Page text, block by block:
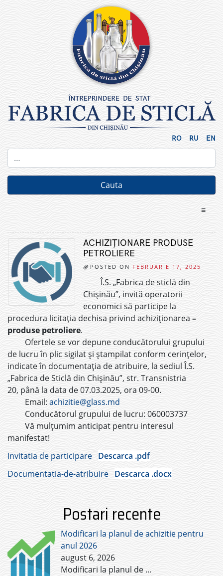
RO RU EN
≡
ACHIZIȚIONARE PRODUSE
PETROLIERE
POSTED ON FEBRUARIE 17, 2025
Î.S. „Fabrica de sticlă din
Chișinău”, invită operatorii
economici să participe la
procedura licitația dechisa privind achiziționarea –
produse petroliere.
Ofertele se vor depune conducătorului grupului
de lucru în plic sigilat și ștampilat conform cerințelor,
indicate în documentația de atribuire, la sediul Î.S.
„Fabrica de Sticlă din Chișinău”, str. Transnistria
20, până la data de 07.03.2025, ora 09-00.
Email:achizitie@glass.md
Conducătorul grupului de lucru: 060003737
Vă mulțumim anticipat pentru interesul
manifestat!
Invitatia de participare Descarca .pdf
Documentatia-de-atribuire Descarca .docx
Postari recente
Modificari la planul de achizitie pentru
anul 2026
august 6, 2026
Modificari la planul de ...